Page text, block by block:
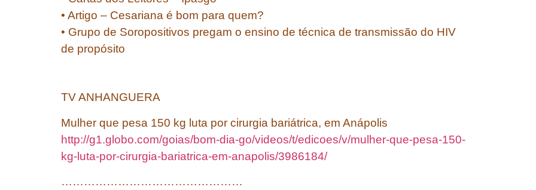
• Artigo – Cesariana é bom para quem?
• Grupo de Soropositivos pregam o ensino de técnica de transmissão do HIV
de propósito
TV ANHANGUERA
Mulher que pesa 150 kg luta por cirurgia bariátrica, em Anápolis
http://g1.globo.com/goias/bom-dia-go/videos/t/edicoes/v/mulher-que-pesa-150-
kg-luta-por-cirurgia-bariatrica-em-anapolis/3986184/
…………………………………………